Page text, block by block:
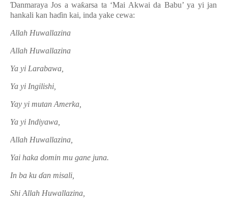
Ɗanmaraya Jos a waƙarsa ta ‘Mai Akwai da Babu’ ya yi jan
hankali kan haɗin kai, inda yake cewa:
Allah Huwallazina
Allah Huwallazina
Ya yi Larabawa,
Ya yi Ingilishi,
Yay yi mutan Amerka,
Ya yi Indiyawa,
Allah Huwallazina,
Yai haka domin mu gane juna.
In ba ku ɗan misali,
Shi Allah Huwallazina,